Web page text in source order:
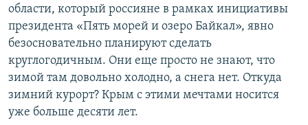
области, который россияне в рамках инициативы
президента «Пять морей и озеро Байкал», явно
безосновательно планируют сделать
круглогодичным. Они еще просто не знают, что
зимой там довольно холодно, а снега нет. Откуда
зимний курорт? Крым с этими мечтами носится
уже больше десяти лет.